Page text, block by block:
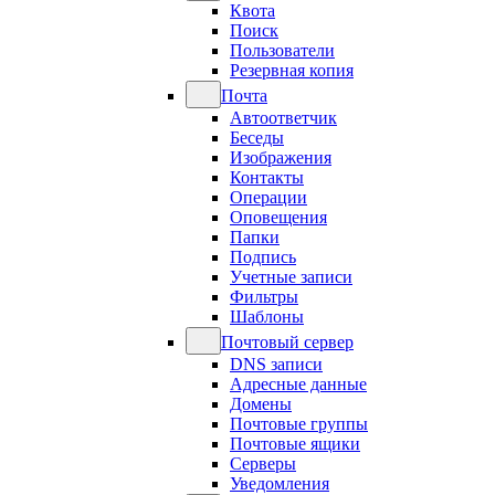
Квота
Поиск
Пользователи
Резервная копия
Почта
Автоответчик
Беседы
Изображения
Контакты
Операции
Оповещения
Папки
Подпись
Учетные записи
Фильтры
Шаблоны
Почтовый сервер
DNS записи
Адресные данные
Домены
Почтовые группы
Почтовые ящики
Серверы
Уведомления